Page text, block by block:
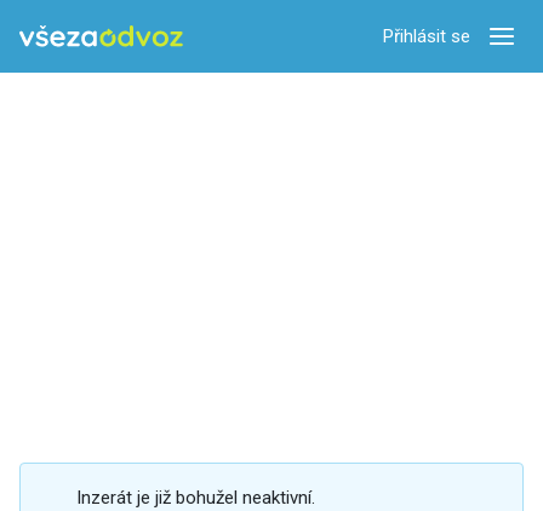
Přihlásit se
Inzerát je již bohužel neaktivní.